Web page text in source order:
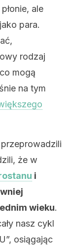
ale
para.
rodzaj
mogą
na tym
że w
i
wieku.
nasz cykl
osiągając